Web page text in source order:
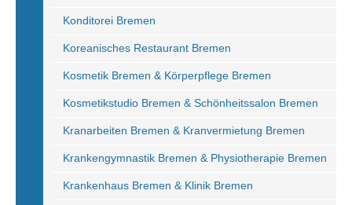
Konditorei Bremen
Koreanisches Restaurant Bremen
Kosmetik Bremen & Körperpflege Bremen
Kosmetikstudio Bremen & Schönheitssalon Bremen
Kranarbeiten Bremen & Kranvermietung Bremen
Krankengymnastik Bremen & Physiotherapie Bremen
Krankenhaus Bremen & Klinik Bremen